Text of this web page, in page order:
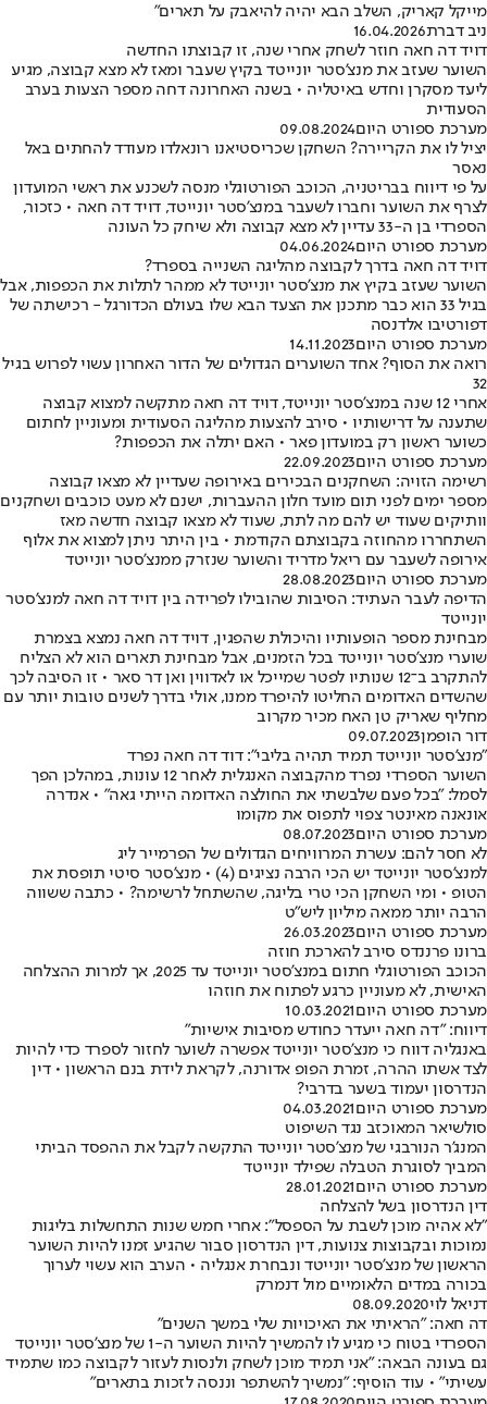
מייקל קאריק, השלב הבא יהיה להיאבק על תארים"
ניב דברת16.04.2026
דויד דה חאה חוזר לשחק אחרי שנה, זו קבוצתו החדשה
השוער שעזב את מנצ'סטר יונייטד בקיץ שעבר ומאז לא מצא קבוצה, מגיע
ליעד מסקרן וחדש באיטליה • בשנה האחרונה דחה מספר הצעות בערב
הסעודית
מערכת ספורט היום09.08.2024
יציל לו את הקריירה? השחקן שכריסטיאנו רונאלדו מעודד להחתים באל
נאסר
על פי דיווח בבריטניה, הכוכב הפורטוגלי מנסה לשכנע את ראשי המועדון
לצרף את השוער וחברו לשעבר במנצ'סטר יונייטד, דויד דה חאה • כזכור,
הספרדי בן ה-33 עדיין לא מצא קבוצה ולא שיחק כל העונה
מערכת ספורט היום04.06.2024
דויד דה חאה בדרך לקבוצה מהליגה השנייה בספרד?
השוער שעזב בקיץ את מנצ'סטר יונייטד לא ממהר לתלות את הכפפות, אבל
בגיל 33 הוא כבר מתכנן את הצעד הבא שלו בעולם הכדורגל - רכישתה של
דפורטיבו אלדנסה
מערכת ספורט היום14.11.2023
רואה את הסוף? אחד השוערים הגדולים של הדור האחרון עשוי לפרוש בגיל
32
אחרי 12 שנה במנצ'סטר יונייטד, דויד דה חאה מתקשה למצוא קבוצה
שתענה על דרישותיו • סירב להצעות מהליגה הסעודית ומעוניין לחתום
כשוער ראשון רק במועדון פאר • האם יתלה את הכפפות?
מערכת ספורט היום22.09.2023
רשימה הזויה: השחקנים הבכירים באירופה שעדיין לא מצאו קבוצה
מספר ימים לפני תום מועד חלון ההעברות, ישנם לא מעט כוכבים ושחקנים
וותיקים שעוד יש להם מה לתת, שעוד לא מצאו קבוצה חדשה מאז
השתחררו מהחוזה בקבוצתם הקודמת • בין היתר ניתן למצוא את אלוף
אירופה לשעבר עם ריאל מדריד והשוער שנזרק ממנצ'סטר יונייטד
מערכת ספורט היום28.08.2023
הדיפה לעבר העתיד: הסיבות שהובילו לפרידה בין דויד דה חאה למנצ'סטר
יונייטד
מבחינת מספר הופעותיו והיכולת שהפגין, דויד דה חאה נמצא בצמרת
שוערי מנצ'סטר יונייטד בכל הזמנים, אבל מבחינת תארים הוא לא הצליח
להתקרב ב־12 שנותיו לפטר שמייכל או לאדווין ואן דר סאר • זו הסיבה לכך
שהשדים האדומים החליטו להיפרד ממנו, אולי בדרך לשנים טובות יותר עם
מחליף שאריק טן האח מכיר מקרוב
דור הופמן09.07.2023
"מנצ'סטר יונייטד תמיד תהיה בליבי": דוד דה חאה נפרד
השוער הספרדי נפרד מהקבוצה האנגלית לאחר 12 עונות, במהלכן הפך
לסמל: "בכל פעם שלבשתי את החולצה האדומה הייתי גאה" • אנדרה
אונאנה מאינטר צפוי לתפוס את מקומו
מערכת ספורט היום08.07.2023
לא חסר להם: עשרת המרוויחים הגדולים של הפרמייר ליג
למנצ'סטר יונייטד יש הכי הרבה נציגים (4) • מנצ'סטר סיטי תופסת את
הטופ • ומי השחקן הכי טרי בליגה, שהשתחל לרשימה? • כתבה ששווה
הרבה יותר ממאה מיליון ליש"ט
מערכת ספורט היום26.03.2023
ברונו פרננדס סירב להארכת חוזה
הכוכב הפורטוגלי חתום במנצ'סטר יונייטד עד 2025, אך למרות ההצלחה
האישית, לא מעוניין כרגע לפתוח את חוזהו
מערכת ספורט היום10.03.2021
דיווח: "דה חאה ייעדר כחודש מסיבות אישיות"
באנגליה דווח כי מנצ'סטר יונייטד אפשרה לשוער לחזור לספרד כדי להיות
לצד אשתו ההרה, זמרת הפופ אדורנה, לקראת לידת בנם הראשון • דין
הנדרסון יעמוד בשער בדרבי?
מערכת ספורט היום04.03.2021
סולשיאר המאוכזב נגד השיפוט
המנג'ר הנורבגי של מנצ'סטר יונייטד התקשה לקבל את ההפסד הביתי
המביך לסוגרת הטבלה שפילד יונייטד
מערכת ספורט היום28.01.2021
דין הנדרסון בשל להצלחה
"לא אהיה מוכן לשבת על הספסל": אחרי חמש שנות התחשלות בליגות
נמוכות ובקבוצות צנועות, דין הנדרסון סבור שהגיע זמנו להיות השוער
הראשון של מנצ'סטר יונייטד ונבחרת אנגליה • הערב הוא עשוי לערוך
בכורה במדים הלאומיים מול דנמרק
דניאל לוי08.09.2020
דה חאה: "הראיתי את האיכויות שלי במשך השנים"
הספרדי בטוח כי מגיע לו להמשיך להיות השוער ה-1 של מנצ'סטר יונייטד
גם בעונה הבאה: "אני תמיד מוכן לשחק ולנסות לעזור לקבוצה כמו שתמיד
עשיתי" • עוד הוסיף: "נמשיך להשתפר וננסה לזכות בתארים"